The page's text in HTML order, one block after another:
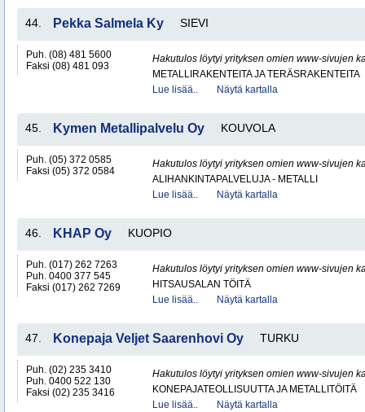
44. Pekka Salmela Ky SIEVI
Puh. (08) 481 5600
Faksi (08) 481 093
Hakutulos löytyi yrityksen omien www-sivujen
METALLIRAKENTEITA JA TERÄSRAKENTEITA
Lue lisää..
Näytä kartalla
45. Kymen Metallipalvelu Oy KOUVOLA
Puh. (05) 372 0585
Faksi (05) 372 0584
Hakutulos löytyi yrityksen omien www-sivujen
ALIHANKINTAPALVELUJA - METALLI
Lue lisää..
Näytä kartalla
46. KHAP Oy KUOPIO
Puh. (017) 262 7263
Puh. 0400 377 545
Faksi (017) 262 7269
Hakutulos löytyi yrityksen omien www-sivujen
HITSAUSALAN TÖITÄ
Lue lisää..
Näytä kartalla
47. Konepaja Veljet Saarenhovi Oy TURKU
Puh. (02) 235 3410
Puh. 0400 522 130
Faksi (02) 235 3416
Hakutulos löytyi yrityksen omien www-sivujen
KONEPAJATEOLLISUUTTA JA METALLITÖITÄ
Lue lisää..
Näytä kartalla